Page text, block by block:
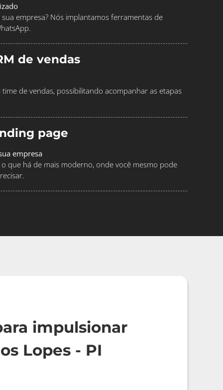
empresa? Nós implantamos ferramentas de
de vendas
de vendas, possibilitando acompanhar as etapas
page
empresa
que há de mais moderno, onde você mesmo pode
impulsionar
Lopes - PI